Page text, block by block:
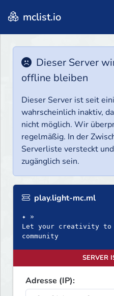
mclist.io
Dieser Server
offline bleiben
Dieser Server ist seit
wahrscheinlich inaktiv,
nicht möglich. Wir
regelmäßig. In der
Serverliste versteckt
zugänglich sein.
play.light-mc.ml
✦ »
Let your creativity to
community
SERVER
Adresse (IP):